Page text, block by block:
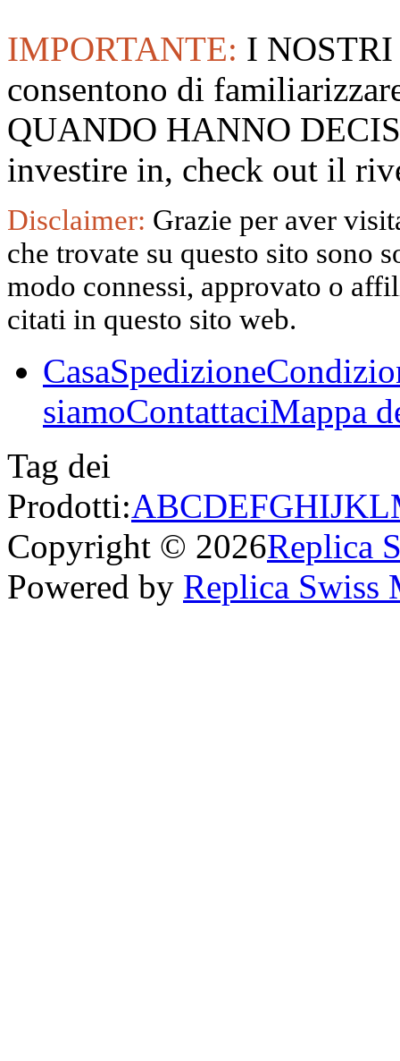
IMPORTANTE: I
consentono di
QUANDO HANNO
investire in, check out il
Disclaimer: Grazie per aver
che trovate su questo sito sono
modo connessi, approvato o
citati in questo sito web.
CasaSpedizione
siamoContattaciMappa
Tag dei
Prodotti:ABCDEFGHIJKL
Copyright © 2026Replica
Powered by Replica Swiss